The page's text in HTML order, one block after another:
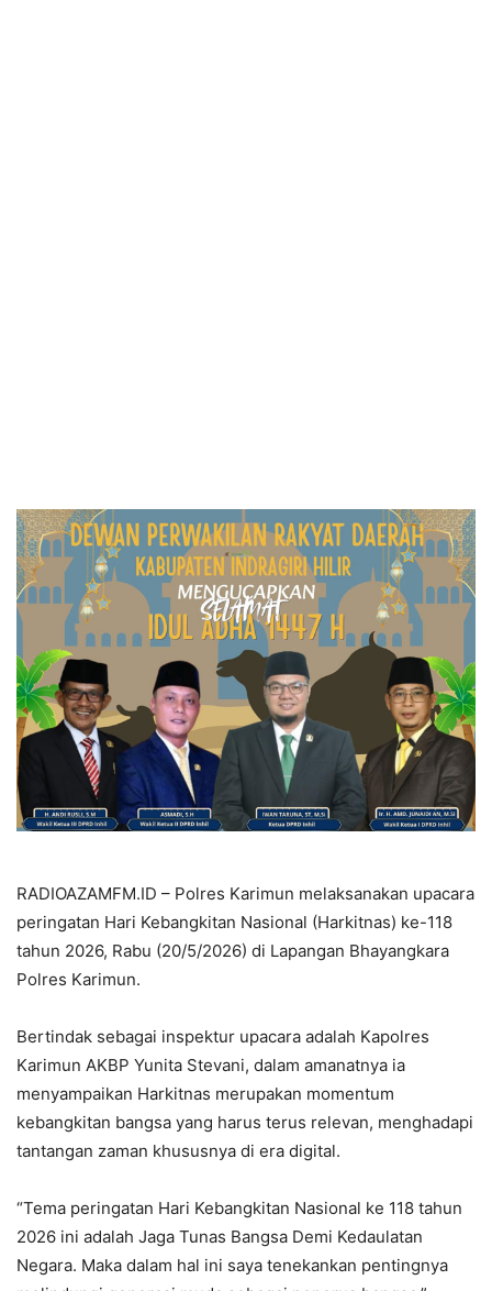
RADIOAZAMFM.ID – Polres Karimun melaksanakan upacara
peringatan Hari Kebangkitan Nasional (Harkitnas) ke-118
tahun 2026, Rabu (20/5/2026) di Lapangan Bhayangkara
Polres Karimun.
Bertindak sebagai inspektur upacara adalah Kapolres
Karimun AKBP Yunita Stevani, dalam amanatnya ia
menyampaikan Harkitnas merupakan momentum
kebangkitan bangsa yang harus terus relevan, menghadapi
tantangan zaman khususnya di era digital.
“Tema peringatan Hari Kebangkitan Nasional ke 118 tahun
2026 ini adalah Jaga Tunas Bangsa Demi Kedaulatan
Negara. Maka dalam hal ini saya tenekankan pentingnya